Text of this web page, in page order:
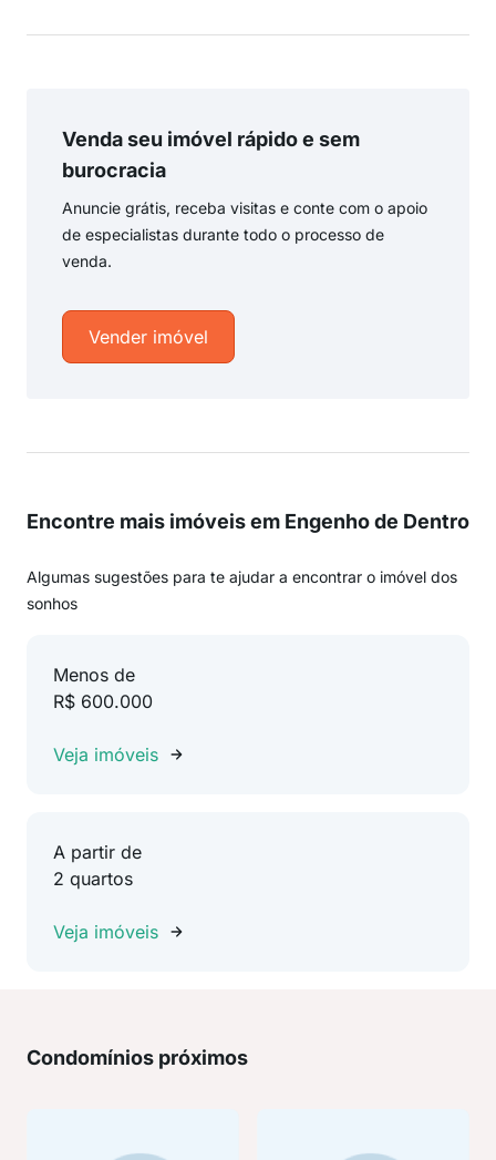
Venda seu imóvel rápido e sem
burocracia
Anuncie grátis, receba visitas e conte com o apoio
de especialistas durante todo o processo de
venda.
Vender imóvel
Encontre mais imóveis em Engenho de Dentro
Algumas sugestões para te ajudar a encontrar o imóvel dos
sonhos
Menos de
R$ 600.000
Veja imóveis
A partir de
2 quartos
Veja imóveis
Condomínios próximos